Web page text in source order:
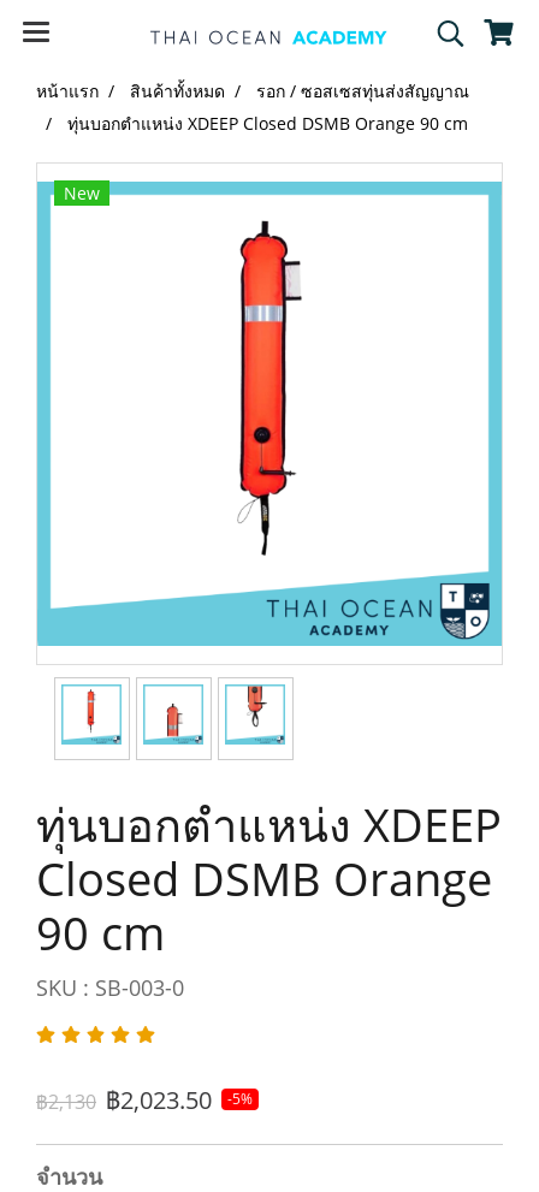
หน้าแรก สินค้าทั้งหมด
รอก / ซอสเซสทุ่นส่งสัญญาณ
ทุ่นบอกตำแหน่ง XDEEP Closed DSMB Orange 90 cm
New
ทุ่นบอกตำแหน่ง XDEEP
Closed DSMB Orange
90 cm
SKU : SB-003-0
฿2,130 ฿2,023.50 -5%
จำนวน